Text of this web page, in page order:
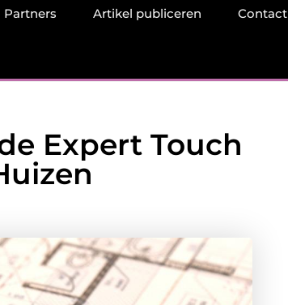
Partners Artikel publiceren Contact
Expert Touch